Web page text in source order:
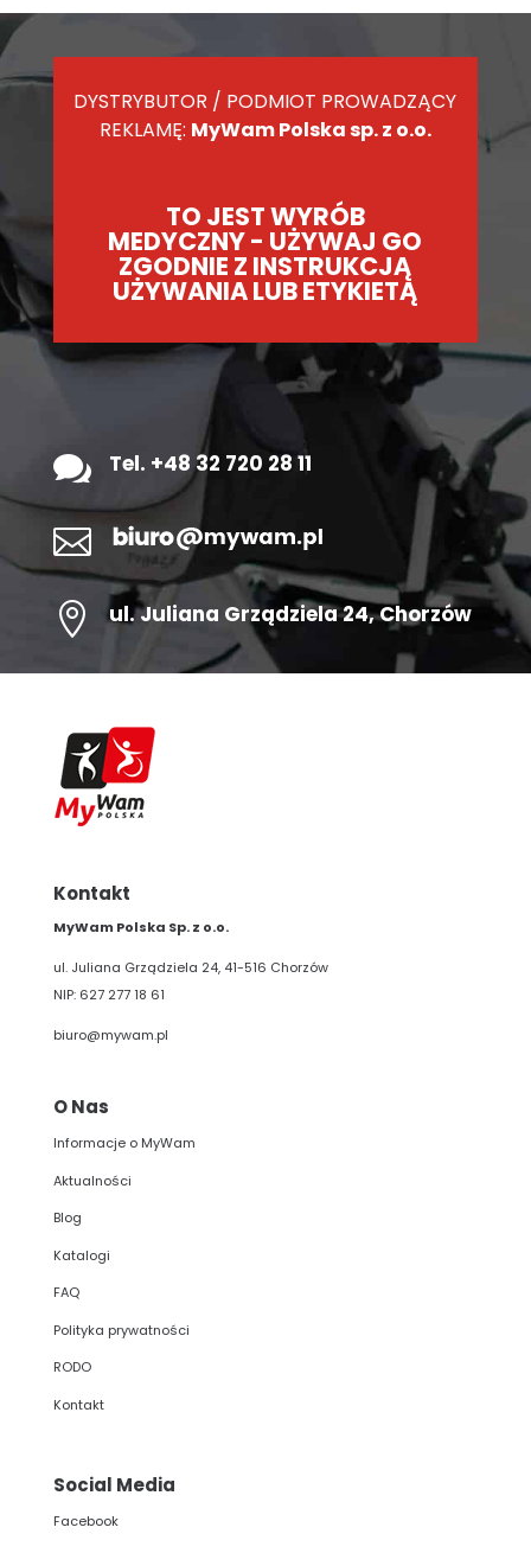
DYSTRYBUTOR / PODMIOT PROWADZĄCY
REKLAMĘ: MyWam Polska sp. z o.o.
TO JEST WYRÓB
MEDYCZNY - UŻYWAJ GO
ZGODNIE Z INSTRUKCJĄ
UŻYWANIA LUB ETYKIETĄ
 Tel. +48 32 720 28 11

 ul.Juliana Grządziela 24, Chorzów
Kontakt
MyWam Polska Sp. z o.o.
ul. Juliana Grządziela 24, 41-516 Chorzów
NIP: 627 277 18 61
biuro@mywam.pl
O Nas
Informacje o MyWam
Aktualności
Blog
Katalogi
FAQ
Polityka prywatności
RODO
Kontakt
Social Media
Facebook